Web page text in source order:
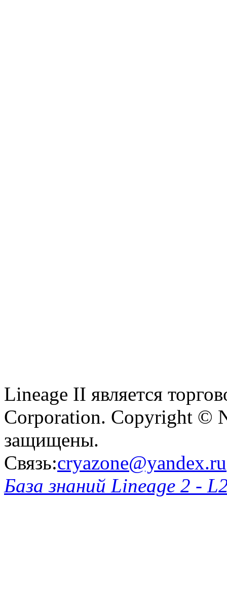
Lineage II является
Corporation. Copyright ©
защищены.
Связь:cryazone@yandex.ru
База знаний Lineage 2 -